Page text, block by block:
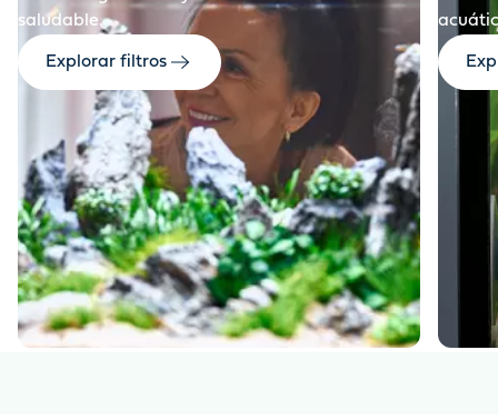
saludable.
Explorar filtros